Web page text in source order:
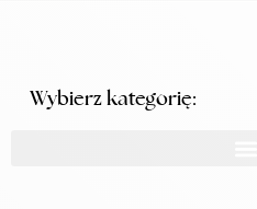
Wybierz kategorię: